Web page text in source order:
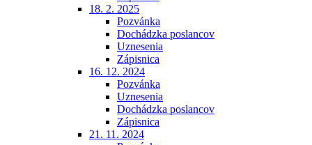
18. 2. 2025
Pozvánka
Dochádzka poslancov
Uznesenia
Zápisnica
16. 12. 2024
Pozvánka
Uznesenia
Dochádzka poslancov
Zápisnica
21. 11. 2024